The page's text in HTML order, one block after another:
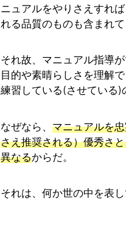
ニュアルをやりさえすれ
れる品質のものも含まれ
それ故、マニュアル指導
目的や素晴らしさを理解
練習している(させている)
なぜなら、 マニュアルを
さえ推奨される）優秀さ
異なるからだ。
それは、何か世の中を表